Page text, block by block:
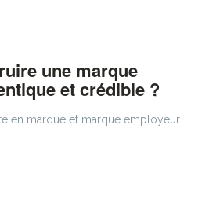
une marque
et crédible ?
en marque et marque employeur